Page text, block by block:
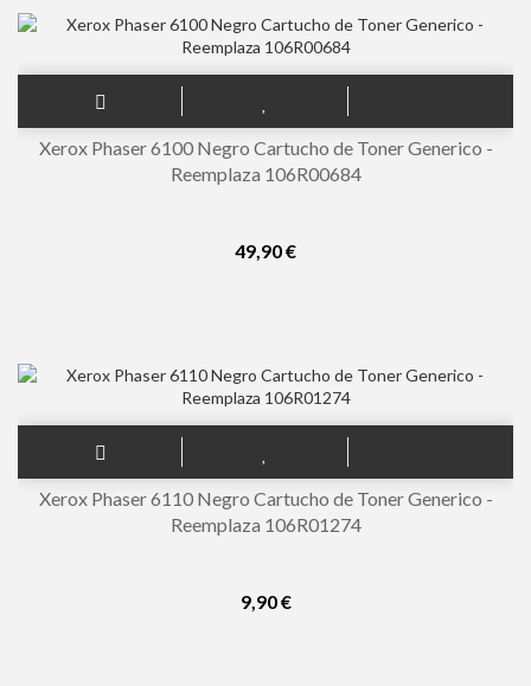
Xerox Phaser 6100 Negro Cartucho de Toner Generico -
Reemplaza 106R00684
49,90 €
Xerox Phaser 6110 Negro Cartucho de Toner Generico -
Reemplaza 106R01274
9,90 €